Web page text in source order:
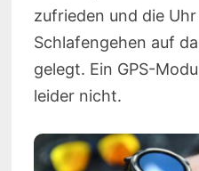
zufrieden und die
Schlafengehen auf
gelegt. Ein GPS-
leider nicht.